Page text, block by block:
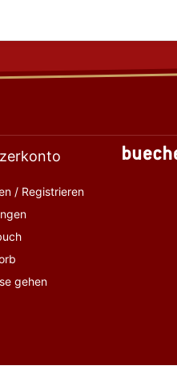
/ Registrieren
gehen